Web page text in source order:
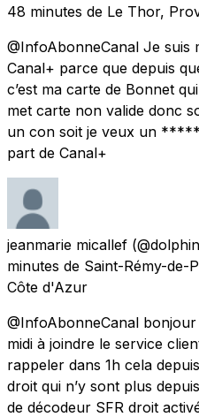
48 minutes de Le Thor,
@InfoAbonneCanal Je suis
Canal+ parce que depuis
c’est ma carte de Bonnet
met carte non valide donc
un con soit je veux un
part de Canal+
jeanmarie micallef
minutes de Saint-Rémy-de-
Côte d'Azur
@InfoAbonneCanal
midi à joindre le service
rappeler dans 1h cela
droit qui n’y sont plus
de décodeur SFR droit